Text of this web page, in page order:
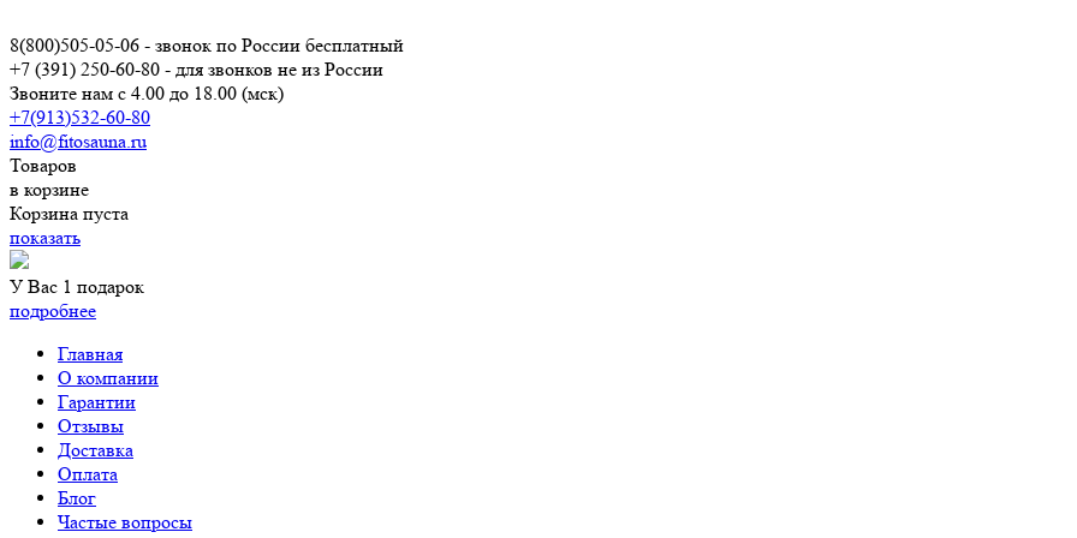
8(800)505-05-06 - звонок по России бесплатный
+7 (391) 250-60-80 - для звонков не из России
Звоните нам с 4.00 до 18.00 (мск)
+7(913)532-60-80
info@fitosauna.ru
Товаров
в корзине
Корзина пуста
показать
У Вас 1 подарок
подробнее
Главная
О компании
Гарантии
Отзывы
Доставка
Оплата
Блог
Частые вопросы